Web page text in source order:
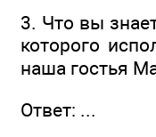
3. Что вы
которого
наша гостья
Ответ: ...